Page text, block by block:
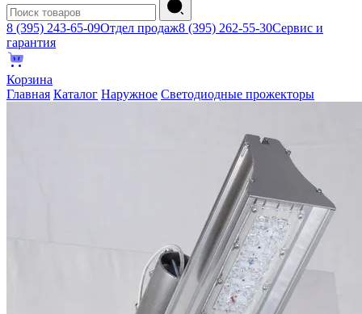
8 (395) 243-65-09Отдел продаж8 (395) 262-55-30Сервис и
гарантия
Корзина
Главная Каталог Наружное Светодиодные прожекторы